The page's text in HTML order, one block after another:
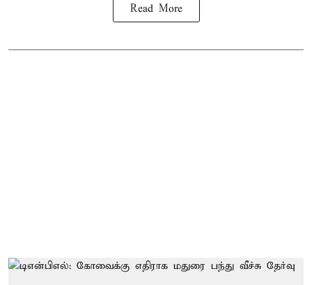
Read More